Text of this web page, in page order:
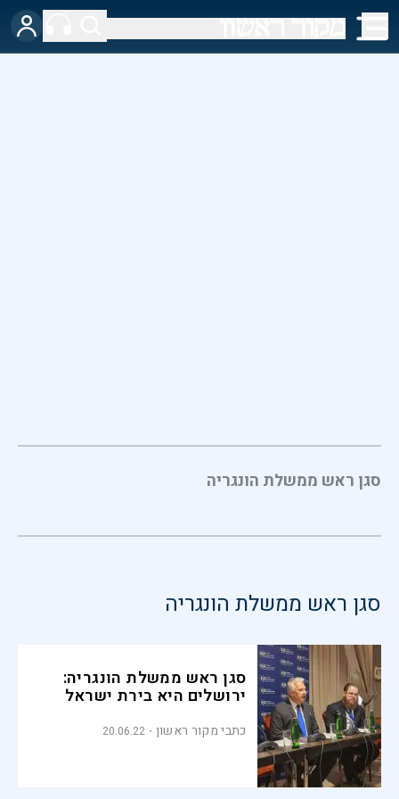
סגן ראש ממשלת הונגריה
סגן ראש ממשלת הונגריה
סגן ראש ממשלת הונגריה:
ירושלים היא בירת ישראל
כתבי מקור ראשון 20.06.22